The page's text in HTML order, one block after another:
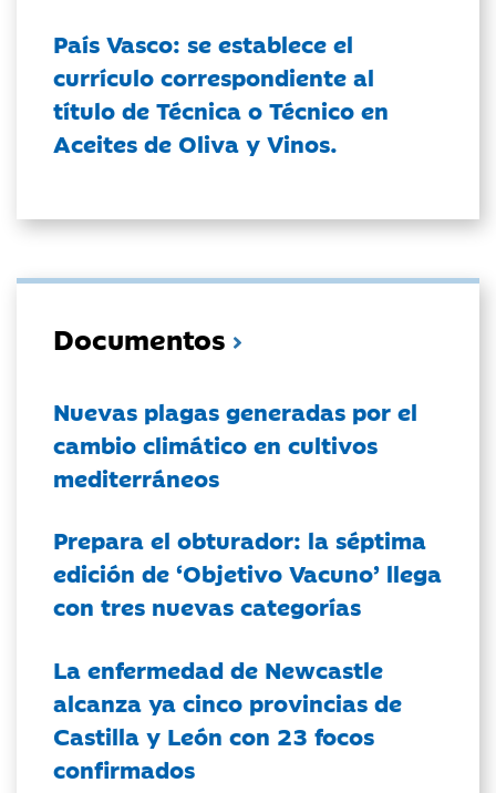
País Vasco: se establece el
currículo correspondiente al
título de Técnica o Técnico en
Aceites de Oliva y Vinos.
Documentos
Nuevas plagas generadas por el
cambio climático en cultivos
mediterráneos
Prepara el obturador: la séptima
edición de ‘Objetivo Vacuno’ llega
con tres nuevas categorías
La enfermedad de Newcastle
alcanza ya cinco provincias de
Castilla y León con 23 focos
confirmados